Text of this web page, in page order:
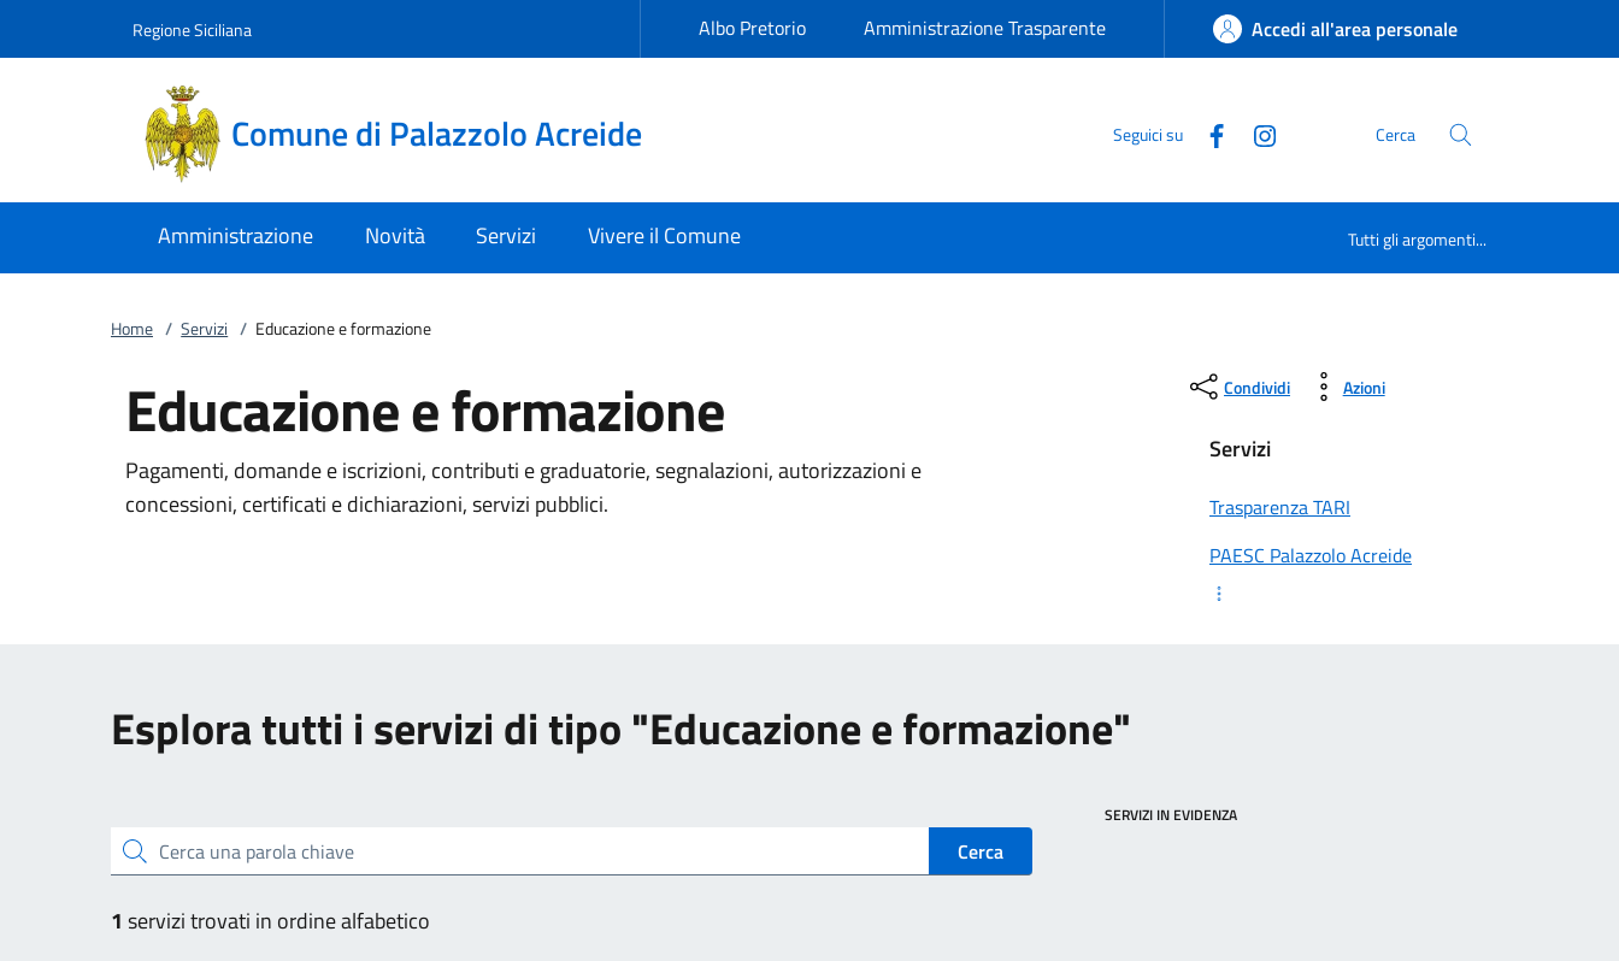
Regione Siciliana Albo Pretorio Amministrazione Trasparente Accedi all'area personale
Comune di Palazzolo Acreide Seguici su Cerca
Amministrazione Novità Servizi Vivere il Comune Tutti gli argomenti...
Home / Servizi / Educazione e formazione
Educazione e formazione
Pagamenti, domande e iscrizioni, contributi e graduatorie, segnalazioni, autorizzazioni e
concessioni, certificati e dichiarazioni, servizi pubblici.
Condividi Azioni
Servizi
Trasparenza TARI
PAESC Palazzolo Acreide
Esplora tutti i servizi di tipo "Educazione e formazione"
Cerca una parola chiave Cerca
1 servizi trovati in ordine alfabetico
SERVIZI IN EVIDENZA